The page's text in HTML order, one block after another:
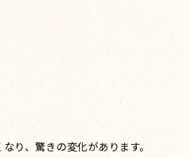
り、驚きの変化があります。